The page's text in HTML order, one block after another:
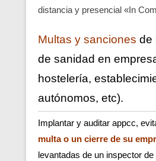
distancia y presencial «In
Multas y sanciones de
de sanidad en
hostelería,
autónomos, etc).
Implantar y auditar appcc,
multa o un cierre de su
levantadas de un inspector